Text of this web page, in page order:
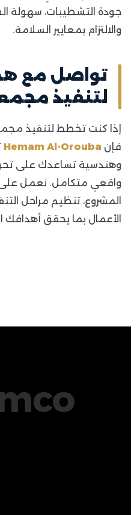
جودة التشطيبات، سهولة
والالتزام بمعايير السلامة.
تواصل مع
لتنفيذ
إذا كنت تخطط لتنفيذ
فإن Hemam Al-Orouba
وهندسية تساعدك على
واقعي متكامل. نعمل
المشروع، تنظيم مراحل
الأعمال بما يحقق أهدافك